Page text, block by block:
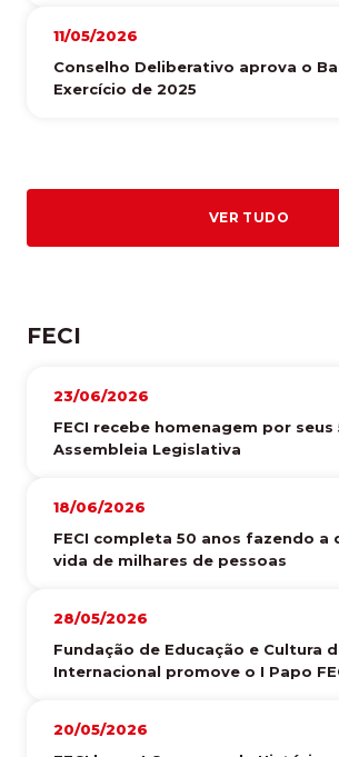
11/05/2026
Conselho Deliberativo aprova o
Exercício de 2025
VER TUDO
FECI
23/06/2026
FECI recebe homenagem por seus
Assembleia Legislativa
18/06/2026
FECI completa 50 anos fazendo a
vida de milhares de pessoas
28/05/2026
Fundação de Educação e Cultura
Internacional promove o I Papo
20/05/2026